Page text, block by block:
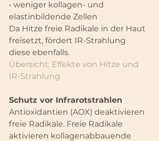
• weniger kollagen- und
elastinbildende Zellen
Da Hitze freie Radikale in der Haut
freisetzt, fördert IR-Strahlung
diese ebenfalls.
Übersicht: Effekte von Hitze und
IR-Strahlung
Schutz vor Infrarotstrahlen
Antioxidantien (AOX) deaktivieren
freie Radikale. Freie Radikale
aktivieren kollagenabbauende